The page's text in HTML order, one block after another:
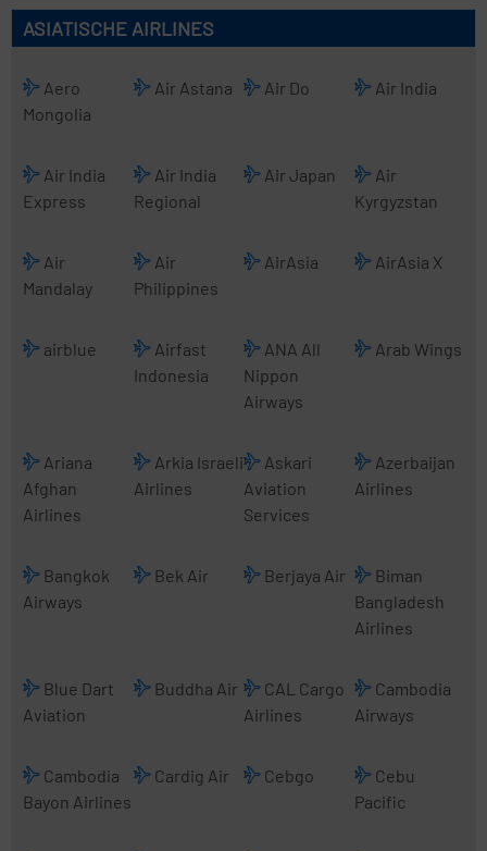
ASIATISCHE AIRLINES
Aero
Mongolia
Air Astana Air Do Air India
Air India
Express
Air India
Regional
Air Japan
Air
Kyrgyzstan
Air
Mandalay
Air
Philippines
AirAsia AirAsia X
airblue
Airfast
Indonesia
ANA All
Nippon
Airways
Arab Wings
Ariana
Afghan
Airlines
Arkia Israeli
Airlines
Askari
Aviation
Services
Azerbaijan
Airlines
Bangkok
Airways
Bek Air Berjaya Air
Biman
Bangladesh
Airlines
Blue Dart
Aviation
Buddha Air
CAL Cargo
Airlines
Cambodia
Airways
Cambodia
Bayon Airlines
Cardig Air Cebgo
Cebu
Pacific